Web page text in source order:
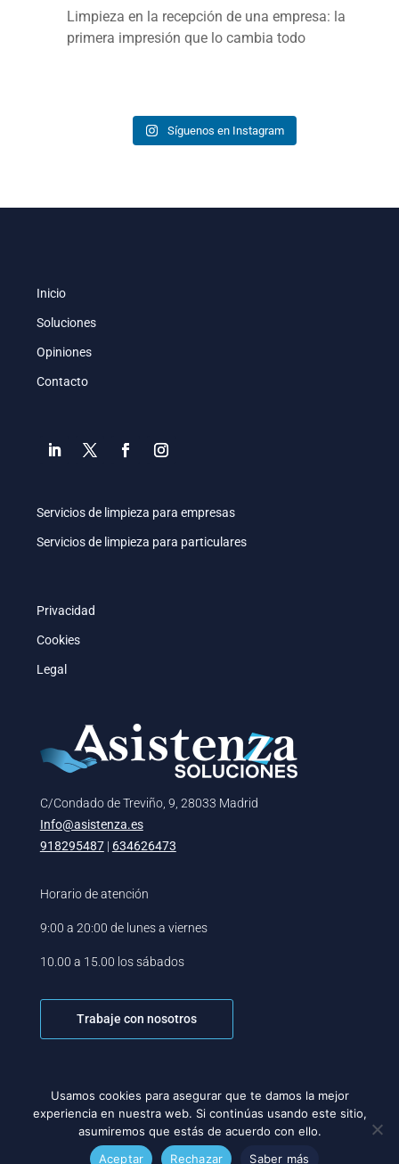
Limpieza en la recepción de una empresa: la
primera impresión que lo cambia todo
Síguenos en Instagram
Inicio
Soluciones
Opiniones
Contacto
Servicios de limpieza para empresas
Servicios de limpieza para particulares
Privacidad
Cookies
Legal
C/Condado de Treviño, 9, 28033 Madrid
Info@asistenza.es
918295487| 634626473
Horario de atención
9:00 a 20:00 de lunes a viernes
10.00 a 15.00 los sábados
Trabaje con nosotros
Asistenza Soluciones Ⓒ. Todos los derechos reservados.
Usamos cookies para asegurar que te damos la mejor
experiencia en nuestra web. Si continúas usando este sitio,
asumiremos que estás de acuerdo con ello.
Aceptar
Rechazar Saber más